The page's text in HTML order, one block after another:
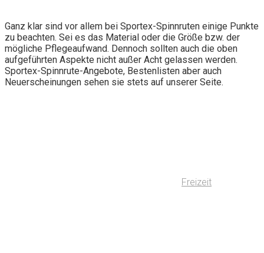
Ganz klar sind vor allem bei Sportex-Spinnruten einige Punkte
zu beachten. Sei es das Material oder die Größe bzw. der
mögliche Pflegeaufwand. Dennoch sollten auch die oben
aufgeführten Aspekte nicht außer Acht gelassen werden.
Sportex-Spinnrute-Angebote, Bestenlisten aber auch
Neuerscheinungen sehen sie stets auf unserer Seite.
Freizeit